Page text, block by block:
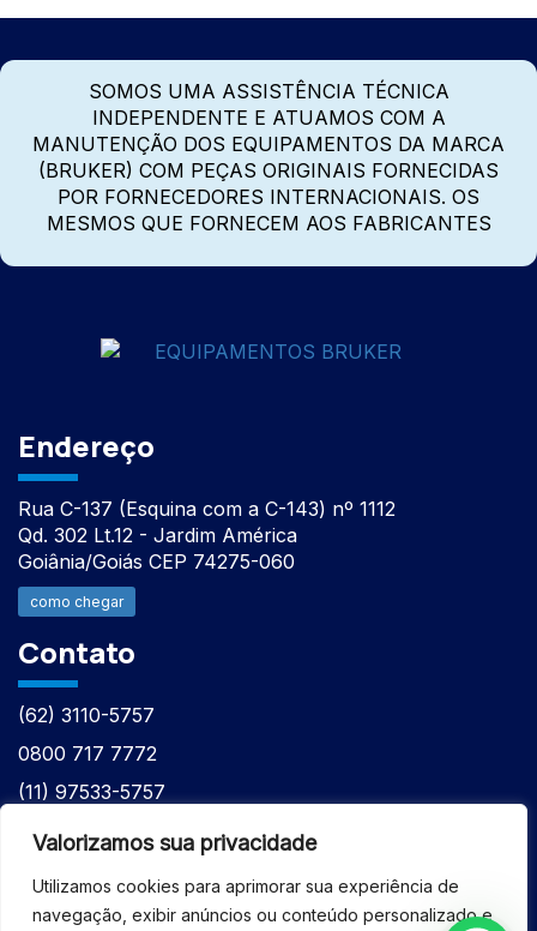
Valorizamos sua privacidade
Utilizamos cookies para aprimorar sua experiência de
navegação, exibir anúncios ou conteúdo personalizado e
SOMOS UMA ASSISTÊNCIA TÉCNICA
INDEPENDENTE E ATUAMOS COM A
MANUTENÇÃO DOS EQUIPAMENTOS DA MARCA
(BRUKER) COM PEÇAS ORIGINAIS FORNECIDAS
POR FORNECEDORES INTERNACIONAIS. OS
MESMOS QUE FORNECEM AOS FABRICANTES
Endereço
Rua C-137 (Esquina com a C-143) nº 1112
Qd. 302 Lt.12 - Jardim América
Goiânia/Goiás CEP 74275-060
como chegar
Contato
(62) 3110-5757
0800 717 7772
(11) 97533-5757
(62) 98610-7777